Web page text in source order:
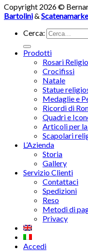
Copyright 2026 ©
Bartolini&
Cerca:
Prodotti
Rosari
Crocifissi
Natale
Statue
Medaglie e
Ricordi di
Quadri e
Articoli per
Scapolari
L’Azienda
Storia
Gallery
Servizio Clienti
Contattaci
Spedizioni
Reso
Metodi di
Privacy
Accedi